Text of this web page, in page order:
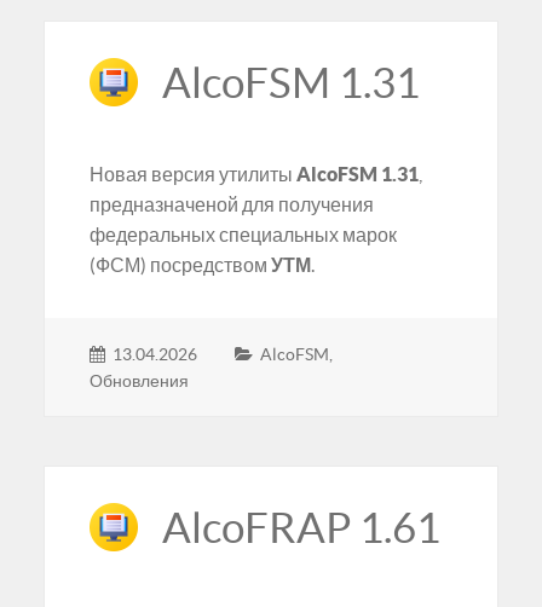
AlcoFSM 1.31
Новая версия утилитыAlcoFSM 1.31
предназначеной для получения
федеральных специальных марок
(ФСМ) посредствомУТМ.
13.04.2026 AlcoFSM
Обновления
AlcoFRAP 1.61